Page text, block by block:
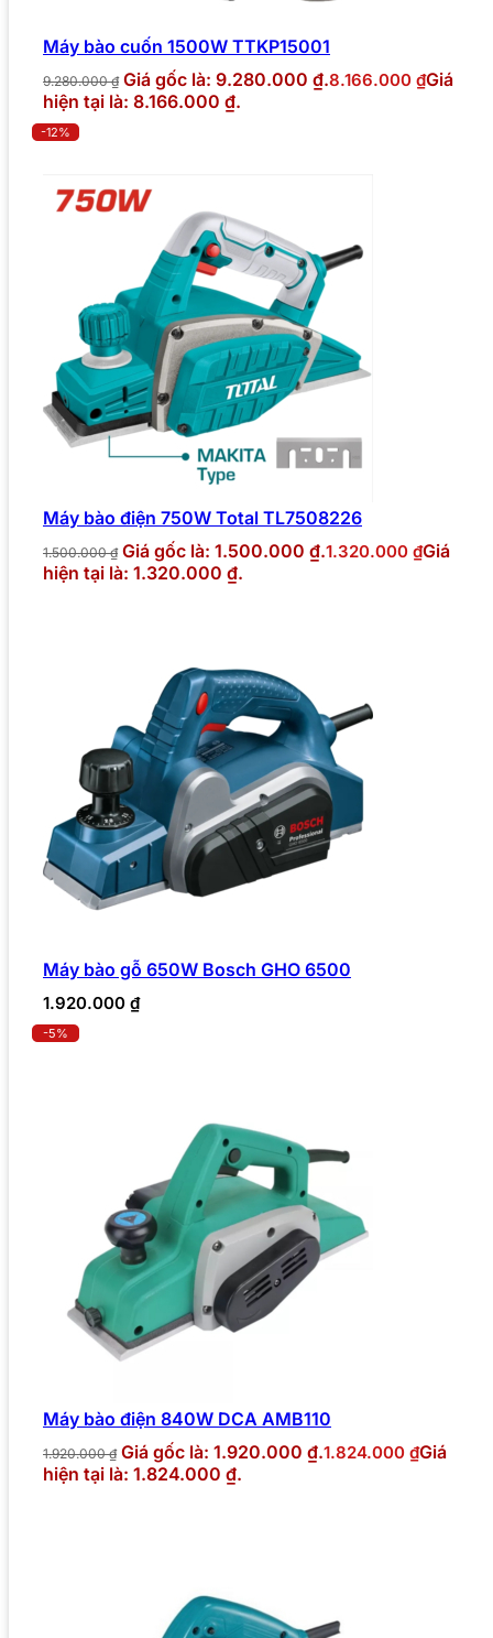
Máy bào cuốn 1500W TTKP15001
9.280.000₫ Giá gốc là: 9.280.000 ₫.8.166.000 ₫Giá
hiện tại là: 8.166.000 ₫.
-12%
Máy bào điện 750W Total TL7508226
1.500.000₫ Giá gốc là: 1.500.000 ₫.1.320.000 ₫Giá
hiện tại là: 1.320.000 ₫.
Máy bào gỗ 650W Bosch GHO 6500
1.920.000 ₫
-5%
Máy bào điện 840W DCA AMB110
1.920.000₫ Giá gốc là: 1.920.000 ₫.1.824.000 ₫Giá
hiện tại là: 1.824.000 ₫.